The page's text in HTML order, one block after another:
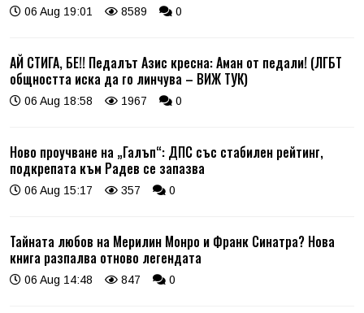
06 Aug 19:01 8589 0
АЙ СТИГА, БЕ!! Педалът Азис кресна: Аман от педали! (ЛГБТ
общността иска да го линчува – ВИЖ ТУК)
06 Aug 18:58 1967 0
Ново проучване на „Галъп“: ДПС със стабилен рейтинг,
подкрепата към Радев се запазва
06 Aug 15:17 357 0
Тайната любов на Мерилин Монро и Франк Синатра? Нова
книга разпалва отново легендата
06 Aug 14:48 847 0